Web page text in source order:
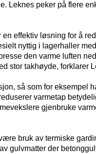
Leknes peker på flere
en effektiv løsning for å
nyttig i lagerhaller
den varme luften
stor takhøyde, forklarer
så som for eksempel
varmetap
gjenbruke
bruk av termiske
gulvmatter der